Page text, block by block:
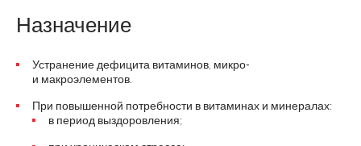
Назначение
Устранение дефицита витаминов, микро-
и макроэлементов.
При повышенной потребности в витаминах и минералах:
в период выздоровления;